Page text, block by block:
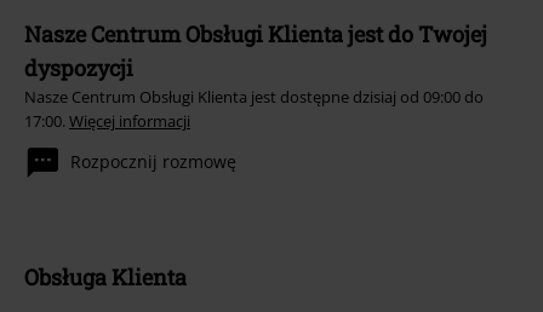
Nasze Centrum Obsługi Klienta jest do Twojej
dyspozycji
Nasze Centrum Obsługi Klienta jest dostępne dzisiaj od 09:00 do
17:00. Więcej informacji
Rozpocznij rozmowę
Obsługa Klienta